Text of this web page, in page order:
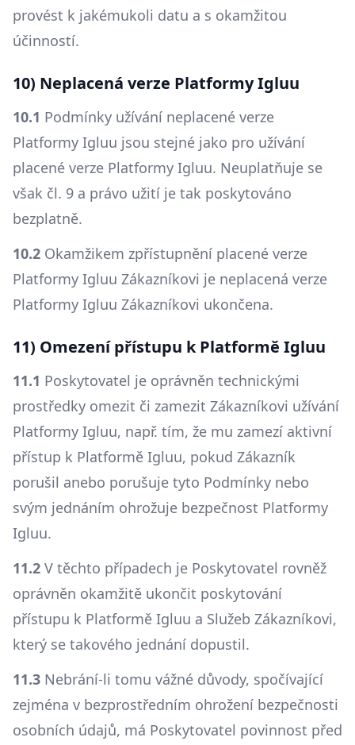
provést k jakémukoli datu a s okamžitou
účinností.
10) Neplacená verze Platformy Igluu
10.1 Podmínky užívání neplacené verze
Platformy Igluu jsou stejné jako pro užívání
placené verze Platformy Igluu. Neuplatňuje se
však čl. 9 a právo užití je tak poskytováno
bezplatně.
10.2 Okamžikem zpřístupnění placené verze
Platformy Igluu Zákazníkovi je neplacená verze
Platformy Igluu Zákazníkovi ukončena.
11) Omezení přístupu k Platformě Igluu
11.1 Poskytovatel je oprávněn technickými
prostředky omezit či zamezit Zákazníkovi užívání
Platformy Igluu, např. tím, že mu zamezí aktivní
přístup k Platformě Igluu, pokud Zákazník
porušil anebo porušuje tyto Podmínky nebo
svým jednáním ohrožuje bezpečnost Platformy
Igluu.
11.2 V těchto případech je Poskytovatel rovněž
oprávněn okamžitě ukončit poskytování
přístupu k Platformě Igluu a Služeb Zákazníkovi,
který se takového jednání dopustil.
11.3 Nebrání-li tomu vážné důvody, spočívající
zejména v bezprostředním ohrožení bezpečnosti
osobních údajů, má Poskytovatel povinnost před